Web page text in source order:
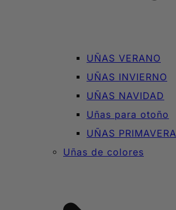
UÑAS VERANO
UÑAS INVIERNO
UÑAS NAVIDAD
Uñas para otoño
UÑAS PRIMAVERA
Uñas de colores